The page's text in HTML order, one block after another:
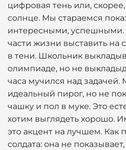
цифровая тень или,
солнце. Мы стараемся
интересными,
части жизни выставить на
в тени. Школьник
олимпиаде, но не
часа мучился над задачей.
идеальный пирог, но не
чашку и пол в муке. Это
хотим выглядеть хорошо.
это акцент на лучшем. Как
солдата: она не